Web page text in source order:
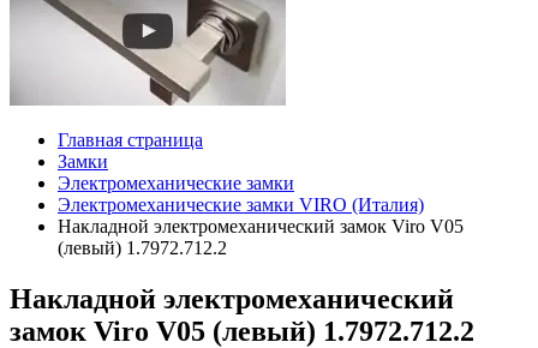
Главная страница
Замки
Электромеханические замки
Электромеханические замки VIRO (Италия)
Накладной электромеханический замок Viro V05
(левый) 1.7972.712.2
Накладной электромеханический
замок Viro V05 (левый) 1.7972.712.2